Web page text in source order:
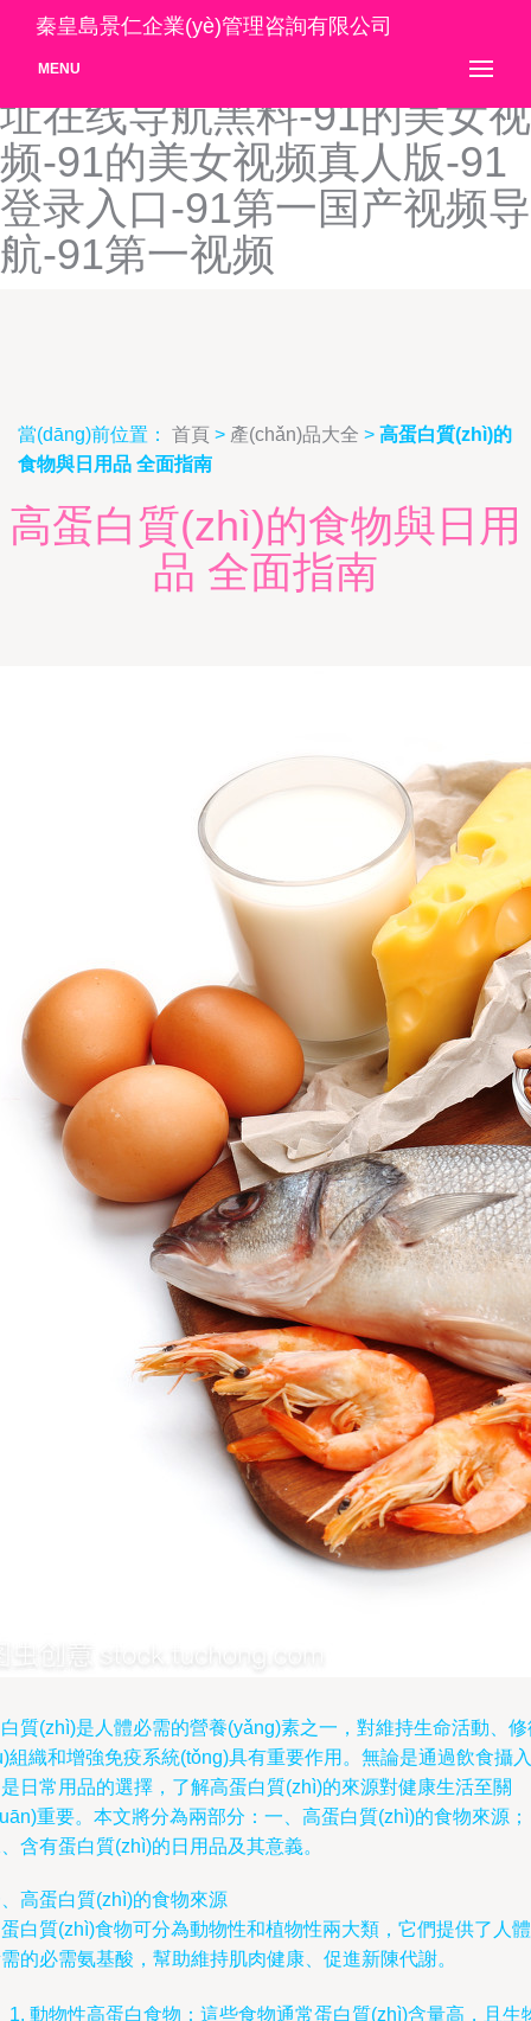
91导探花航-91岛国大片-91
地址-91地址入口网页-91地
址在线导航黑料-91的美女视
频-91的美女视频真人版-91
登录入口-91第一国产视频导
航-91第一视频
秦皇島景仁企業(yè)管理咨詢有限公司
MENU
當(dāng)前位置： 首頁 > 產(chǎn)品大全 > 高蛋白質(zhì)的
食物與日用品 全面指南
高蛋白質(zhì)的食物與日用
品 全面指南
質(zhì)是人體必需的營養(yǎng)素之一，對維持生命活動、修
組織和增強免疫系統(tǒng)具有重要作用。無論是通過飲食攝入
日常用品的選擇，了解高蛋白質(zhì)的來源對健康生活至關
重要。本文將分為兩部分：一、高蛋白質(zhì)的食物來源；
含有蛋白質(zhì)的日用品及其意義。
高蛋白質(zhì)的食物來源
白質(zhì)食物可分為動物性和植物性兩大類，它們提供了人體
的必需氨基酸，幫助維持肌肉健康、促進新陳代謝。
動物性高蛋白食物：這些食物通常蛋白質(zhì)含量高，且生